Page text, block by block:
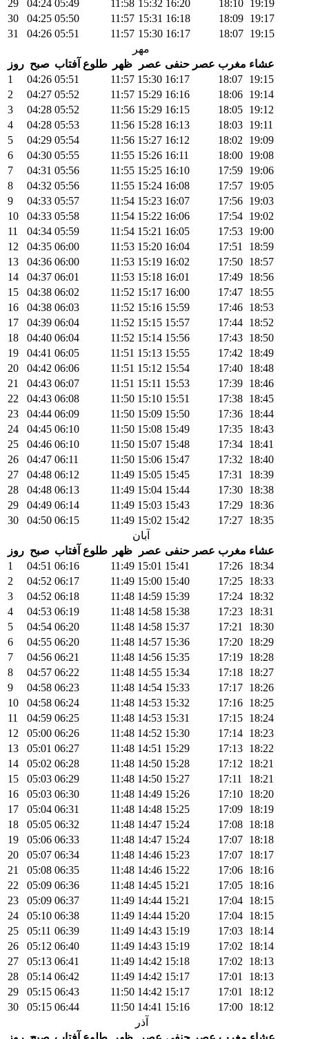
29 04:24 05:49 11:58 15:32 16:20 18:10 19:19
30
04:25 05:50 11:57 15:31 16:18 18:09 19:17
31
04:26 05:51 11:57 15:30 16:17 18:07 19:15
مهر
روز صبح طلوع آفتاب ظهر عصر عصر حنفی مغرب عشاء
1
04:26 05:51 11:57 15:30 16:17 18:07 19:15
2
04:27 05:52 11:57 15:29 16:16 18:06 19:14
3
04:28 05:52 11:56 15:29 16:15 18:05 19:12
4
04:28 05:53 11:56 15:28 16:13 18:03 19:11
5
04:29 05:54 11:56 15:27 16:12 18:02
19:09
6
04:30 05:55 11:55 15:26 16:11 18:00 19:08
7
04:31 05:56 11:55 15:25 16:10 17:59 19:06
8
04:32 05:56 11:55 15:24 16:08 17:57 19:05
9
04:33 05:57 11:54 15:23 16:07 17:56 19:03
10
04:33 05:58 11:54 15:22 16:06 17:54 19:02
11
04:34 05:59 11:54 15:21 16:05 17:53 19:00
12
04:35 06:00 11:53 15:20 16:04 17:51
18:59
13
04:36 06:00 11:53 15:19 16:02 17:50 18:57
14
04:37 06:01 11:53 15:18 16:01 17:49 18:56
15
04:38 06:02 11:52 15:17 16:00 17:47 18:55
16
04:38 06:03 11:52 15:16 15:59 17:46 18:53
17
04:39 06:04 11:52 15:15 15:57 17:44 18:52
18
04:40 06:04 11:52 15:14 15:56 17:43 18:50
19
04:41 06:05 11:51 15:13 15:55 17:42
18:49
20
04:42 06:06 11:51 15:12 15:54 17:40 18:48
21
04:43 06:07 11:51 15:11 15:53 17:39 18:46
22
04:43 06:08 11:50 15:10 15:51 17:38 18:45
23
04:44 06:09 11:50 15:09 15:50 17:36 18:44
24
04:45 06:10 11:50 15:08 15:49 17:35 18:43
25
04:46 06:10 11:50 15:07 15:48 17:34 18:41
26
04:47 06:11 11:50 15:06 15:47 17:32
18:40
27
04:48 06:12 11:49 15:05 15:45 17:31
18:39
28
04:48 06:13 11:49 15:04 15:44 17:30 18:38
29
04:49 06:14 11:49 15:03 15:43 17:29 18:36
30
04:50 06:15 11:49 15:02 15:42 17:27 18:35
آبان
روز صبح طلوع آفتاب ظهر عصر عصر حنفی مغرب عشاء
1
04:51 06:16 11:49 15:01 15:41 17:26 18:34
2
04:52 06:17 11:49 15:00 15:40 17:25 18:33
3
04:52 06:18 11:48 14:59 15:39 17:24 18:32
4
04:53 06:19 11:48 14:58 15:38 17:23 18:31
5
04:54 06:20 11:48 14:58 15:37 17:21
18:30
6
04:55 06:20 11:48 14:57 15:36 17:20 18:29
7
04:56 06:21 11:48 14:56 15:35 17:19 18:28
8
04:57 06:22 11:48 14:55 15:34 17:18 18:27
9
04:58 06:23 11:48 14:54 15:33 17:17 18:26
10
04:58 06:24 11:48 14:53 15:32 17:16 18:25
11
04:59 06:25 11:48 14:53 15:31 17:15 18:24
12
05:00 06:26 11:48 14:52 15:30 17:14 18:23
13
05:01 06:27 11:48 14:51 15:29 17:13 18:22
14
05:02 06:28 11:48 14:50 15:28 17:12
18:21
15
05:03 06:29 11:48 14:50 15:27 17:11
18:21
16
05:03 06:30 11:48 14:49 15:26 17:10 18:20
17
05:04 06:31 11:48 14:48 15:25 17:09 18:19
18
05:05 06:32 11:48 14:47 15:24 17:08 18:18
19
05:06 06:33 11:48 14:47 15:24 17:07 18:18
20
05:07 06:34 11:48 14:46 15:23 17:07 18:17
21
05:08 06:35 11:48 14:46 15:22 17:06 18:16
22
05:09 06:36 11:48 14:45 15:21 17:05 18:16
23
05:09 06:37 11:49 14:44 15:21 17:04 18:15
24
05:10 06:38 11:49 14:44 15:20 17:04 18:15
25
05:11 06:39 11:49 14:43 15:19 17:03 18:14
26
05:12 06:40 11:49 14:43 15:19 17:02
18:14
27
05:13 06:41 11:49 14:42 15:18 17:02
18:13
28
05:14 06:42 11:49 14:42 15:17 17:01
18:13
29
05:15 06:43 11:50 14:42 15:17 17:01
18:12
30
05:15 06:44 11:50 14:41 15:16 17:00 18:12
آذر